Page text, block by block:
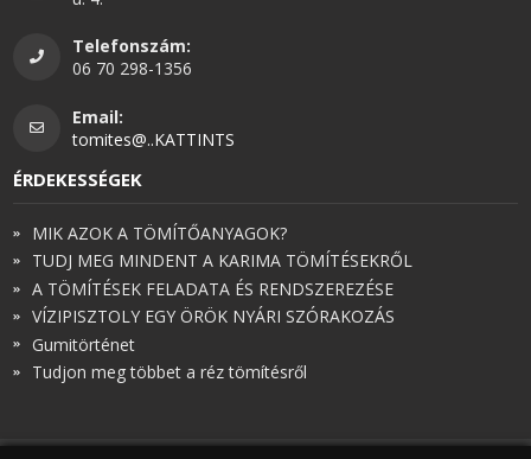
Telefonszám:
06 70 298-1356
Email:
tomites@..KATTINTS
ÉRDEKESSÉGEK
MIK AZOK A TÖMÍTŐANYAGOK?
TUDJ MEG MINDENT A KARIMA TÖMÍTÉSEKRŐL
A TÖMÍTÉSEK FELADATA ÉS RENDSZEREZÉSE
VÍZIPISZTOLY EGY ÖRÖK NYÁRI SZÓRAKOZÁS
Gumitörténet
Tudjon meg többet a réz tömítésről